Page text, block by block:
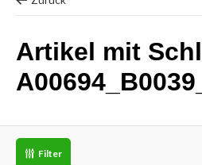
Artikel mit
Filter